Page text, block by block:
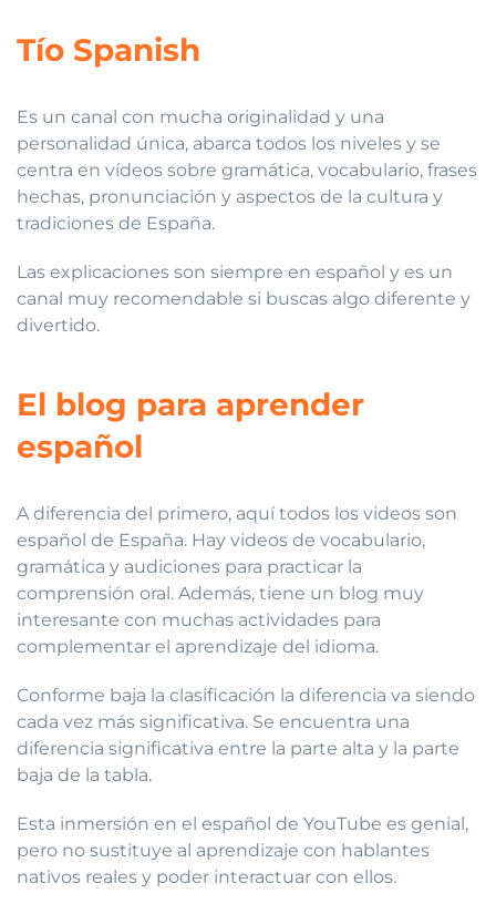
Tío Spanish
Es un canal con mucha originalidad y una
personalidad única, abarca todos los niveles y se
centra en vídeos sobre gramática, vocabulario, frases
hechas, pronunciación y aspectos de la cultura y
tradiciones de España.
Las explicaciones son siempre en español y es un
canal muy recomendable si buscas algo diferente y
divertido.
El blog para aprender
español
A diferencia del primero, aquí todos los videos son
español de España. Hay videos de vocabulario,
gramática y audiciones para practicar la
comprensión oral. Además, tiene un blog muy
interesante con muchas actividades para
complementar el aprendizaje del idioma.
Conforme baja la clasificación la diferencia va siendo
cada vez más significativa. Se encuentra una
diferencia significativa entre la parte alta y la parte
baja de la tabla.
Esta inmersión en el español de YouTube es genial,
pero no sustituye al aprendizaje con hablantes
nativos reales y poder interactuar con ellos.